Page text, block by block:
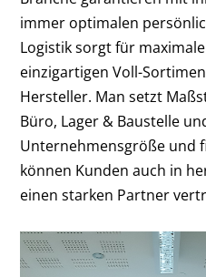
immer optimalen
Logistik sorgt für
einzigartigen Voll-
Hersteller. Man setzt
Büro, Lager & Baustelle
Unternehmensgröße und
können Kunden auch in
einen starken Partner